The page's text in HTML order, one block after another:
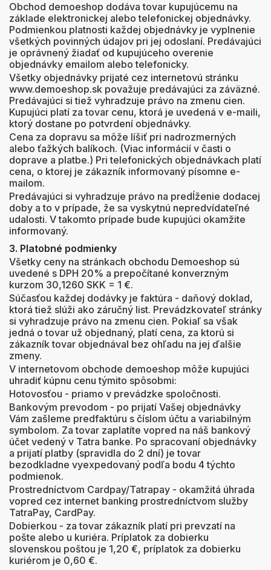
Obchod demoeshop dodáva tovar kupujúcemu na
základe elektronickej alebo telefonickej objednávky.
Podmienkou platnosti každej objednávky je vyplnenie
všetkých povinných údajov pri jej odoslaní. Predávajúci
je oprávnený žiadať od kupujúceho overenie
objednávky emailom alebo telefonicky.
Všetky objednávky prijaté cez internetovú stránku
www.demoeshop.sk považuje predávajúci za záväzné.
Predávajúci si tiež vyhradzuje právo na zmenu cien.
Kupujúci platí za tovar cenu, ktorá je uvedená v e-maili,
ktorý dostane po potvrdení objednávky.
Cena za dopravu sa môže líšiť pri nadrozmerných
alebo ťažkých balíkoch. (Viac informácií v časti o
doprave a platbe.) Pri telefonických objednávkach platí
cena, o ktorej je zákazník informovaný písomne e-
mailom.
Predávajúci si vyhradzuje právo na predĺženie dodacej
doby a to v prípade, že sa vyskytnú nepredvídateľné
udalosti. V takomto prípade bude kupujúci okamžite
informovaný.
3. Platobné podmienky
Všetky ceny na stránkach obchodu Demoeshop sú
uvedené s DPH 20% a prepočítané konverzným
kurzom 30,1260 SKK = 1 €.
Súčasťou každej dodávky je faktúra - daňový doklad,
ktorá tiež slúži ako záručný list. Prevádzkovateľ stránky
si vyhradzuje právo na zmenu cien. Pokiaľ sa však
jedná o tovar už objednaný, platí cena, za ktorú si
zákazník tovar objednával bez ohľadu na jej ďalšie
zmeny.
V internetovom obchode demoeshop môže kupujúci
uhradiť kúpnu cenu týmito spôsobmi:
Hotovosťou - priamo v prevádzke spoločnosti.
Bankovým prevodom - po prijatí Vašej objednávky
Vám zašleme predfaktúru s číslom účtu a variabilným
symbolom. Za tovar zaplatíte vopred na náš bankový
účet vedený v Tatra banke. Po spracovaní objednávky
a prijatí platby (spravidla do 2 dní) je tovar
bezodkladne vyexpedovaný podľa bodu 4 týchto
podmienok.
Prostredníctvom Cardpay/Tatrapay - okamžitá úhrada
vopred cez internet banking prostredníctvom služby
TatraPay, CardPay.
Dobierkou - za tovar zákazník platí pri prevzatí na
pošte alebo u kuriéra. Príplatok za dobierku
slovenskou poštou je 1,20 €, príplatok za dobierku
kuriérom je 0,60 €.